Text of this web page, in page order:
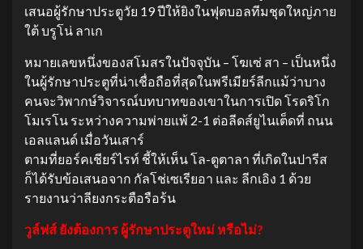
เสนอผู้รักษาประตูวัย 19 ปีให้ยิงในฟุตบอลทีมชุดใหญ่ภาย
ใต้ บรูโน่ ลาเก
หมายเลขหนึ่งของสโมสรในปัจจุบัน – โฆเซ่ สา – เป็นหนึ่ง
ในผู้รักษาประตูที่น่าเชื่อถือที่สุดในพรีเมียร์ลีกแม้ว่าบาง
คนจะวิพากษ์วิจารณ์บทบาทของเขาในการเปิด โรดริโก
โมเรโน ระหว่างความพ่ายแพ้ 2-1 ต่อลีดส์ยูไนเต็ดที่ ถนน
เอลแลนด์ เมื่อวันเสาร์
ตามที่ยอร์คเชียร์ไรท์ ชี้ให้เห็น โล-ตูตาลา ที่เกิดในปารีส
ก็ได้รับข้อเสนอจาก กัลโช่เซเรียอา และ ลีกเอิง 1 ด้วย
รายงานว่าลียงกระตือรือร้น
วูล์ฟส์ ยังต้องการ ผู้รักษาประตูใหม่ หรือไม่?